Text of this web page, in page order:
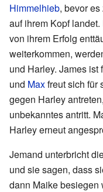
Himmelhieb, bevor
auf ihrem Kopf
von ihrem Erfolg
weiterkommen,
und Harley. James ist
und Maxfreut sich für
gegen Harley
unbekanntes antritt.
Harley erneut
Jemand unterbricht
und sie sagen, dass
dann Maike